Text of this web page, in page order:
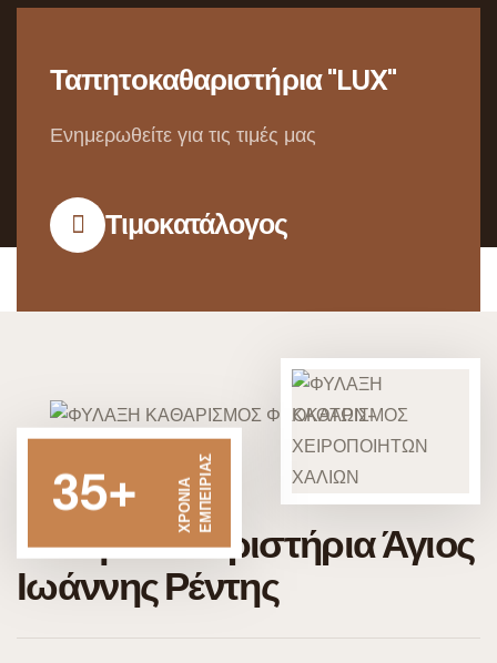
Ταπητοκαθαριστήρια "LUX"
Ενημερωθείτε για τις τιμές μας
Τιμοκατάλογος
35+ ΧΡΟΝΙΑΕΜΠΕΙΡΙΑΣ
ΤαπητοκαθαριστήριαΆγιος
Ιωάννης Ρέντης